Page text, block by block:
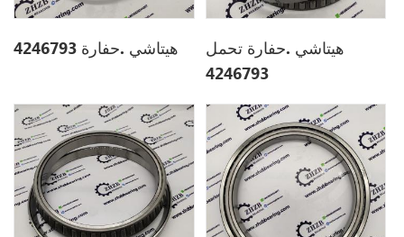
هيتاشي .حفارة 4246793
هيتاشي .حفارة تحمل
4246793